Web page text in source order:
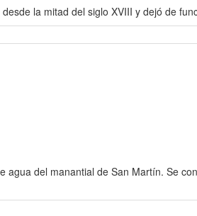
la mitad del siglo XVIII y dejó de
del manantial de San Martín. Se